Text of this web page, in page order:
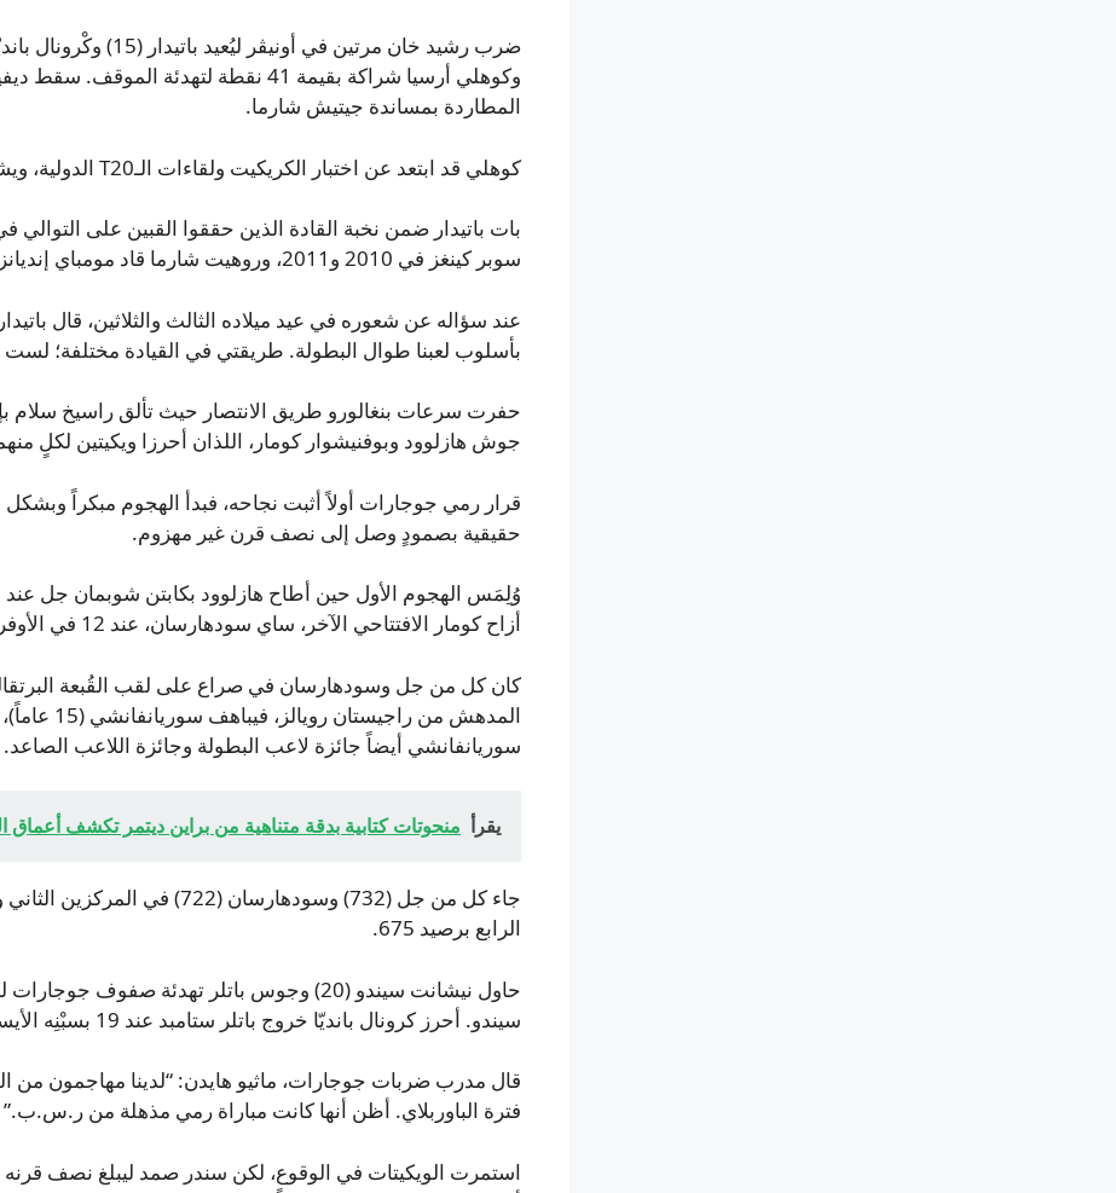
ضرب رشيد خان مرتين في
المطاردة بمساندة جيتيش شارما.
كوهلي قد ابتعد عن اختبار الكريكيت ولقاءات الـT20 الدولية، ويشارك حالياً مع الهند في صيغة الـODI فقط.
سوبر كينغز في 2010 و2011، وروهيت شارما قاد مومباي إنديانز للقب في 2019 و2020.
عند سؤاله عن شعوره في عيد ميلاده الثالث والثلاثين، قال
بأسلوب لعبنا طوال البطولة. طريقتي في القيادة مختلفة؛ لست
جوش هازلوود وبوفنيشوار كومار، اللذان أحرزا ويكيتين لكلٍ
قرار رمي جوجارات أولاً أثبت نجاحه، فبدأ الهجوم مبكراً
حقيقية بصمودٍ وصل إلى نصف قرن غير مهزوم.
أزاح كومار الافتتاحي الآخر، ساي سودهارسان، عند 12 في الأوفر التالي.
كان كل من جل وسودهارسان في صراع على لقب القُبعة
سوريانفانشي أيضاً جائزة لاعب البطولة وجائزة اللاعب الصاعد.
يقرأ منحوتات كتابية بدقة متناهية من براين ديتمر تكشف أعماق
جاء كل من جل (732) وسودهارسان
الرابع برصيد 675.
حاول نيشانت سيندو (20) وجوس باتلر تهدئة
سيندو. أحرز كرونال بانديّا خروج باتلر ستامبد عند 19 بسبْنِه الأيسر، لتغرق جوجارات عند 73/4.
قال مدرب ضربات جوجارات، ماثيو هايدن: “لدينا مهاجمون من
فترة الباوربلاي. أظن أنها كانت مباراة رمي مذهلة من ر.س.ب.”
استمرت الويكيتات في الوقوع، لكن سندر صمد ليبلغ نصف قرنه